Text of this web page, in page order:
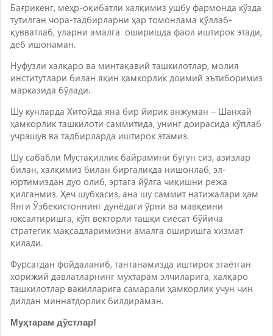
Бағрикенг, меҳр-оқибатли халқимиз ушбу фармонда кўзда
тутилган чора-тадбирларни ҳар томонлама қўллаб-
қувватлаб, уларни амалга оширишда фаол иштирок этади,
деб ишонаман.
Нуфузли халқаро ва минтақавий ташкилотлар, молия
институтлари билан яқин ҳамкорлик доимий эътиборимиз
марказида бўлади.
Шу кунларда Хитойда яна бир йирик анжуман – Шанхай
ҳамкорлик ташкилоти саммитида, унинг доирасида кўплаб
учрашув ва тадбирларда иштирок этамиз.
Шу сабабли Мустақиллик байрамини бугун сиз, азизлар
билан, халқимиз билан биргаликда нишонлаб, эл-
юртимиздан дуо олиб, эртага йўлга чиқишни режа
қилганмиз. Ҳеч шубҳасиз, ана шу саммит натижалари ҳам
Янги Ўзбекистоннинг дунёдаги ўрни ва мавқеини
юксалтиришга, кўп векторли ташқи сиёсат бўйича
стратегик мақсадларимизни амалга оширишга хизмат
қилади.
Фурсатдан фойдаланиб, тантанамизда иштирок этаётган
хорижий давлатларнинг муҳтарам элчиларига, халқаро
ташкилотлар вакилларига самарали ҳамкорлик учун чин
дилдан миннатдорлик билдираман.
Муҳтарам дўстлар!